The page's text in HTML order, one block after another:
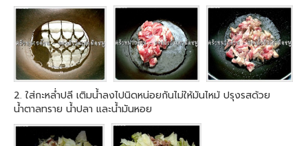
2. ใส่กะหล่ำปลี เติมน้ำลงไปนิดหน่อยกันไม่ให้มันไหม้ ปรุงรสด้วย
น้ำตาลทราย น้ำปลา และน้ำมันหอย